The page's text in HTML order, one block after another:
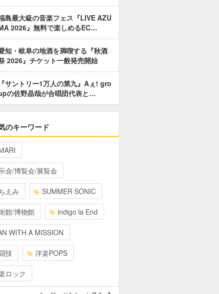
島最大級の音楽フェス『LIVE AZU
2026』無料で楽しめるEC…
知・岐阜の地酒を満喫する『秋酒
2026』チケット一般発売開始
『サントリー1万人の第九』Aぇ! gro
の佐野晶哉が合唱団代表と…
のキーワード
会/博覧会/展覧会
えみ SUMMER SONIC
館/博物館 indigo la End
WITH A MISSION
技 洋楽POPS
ロック